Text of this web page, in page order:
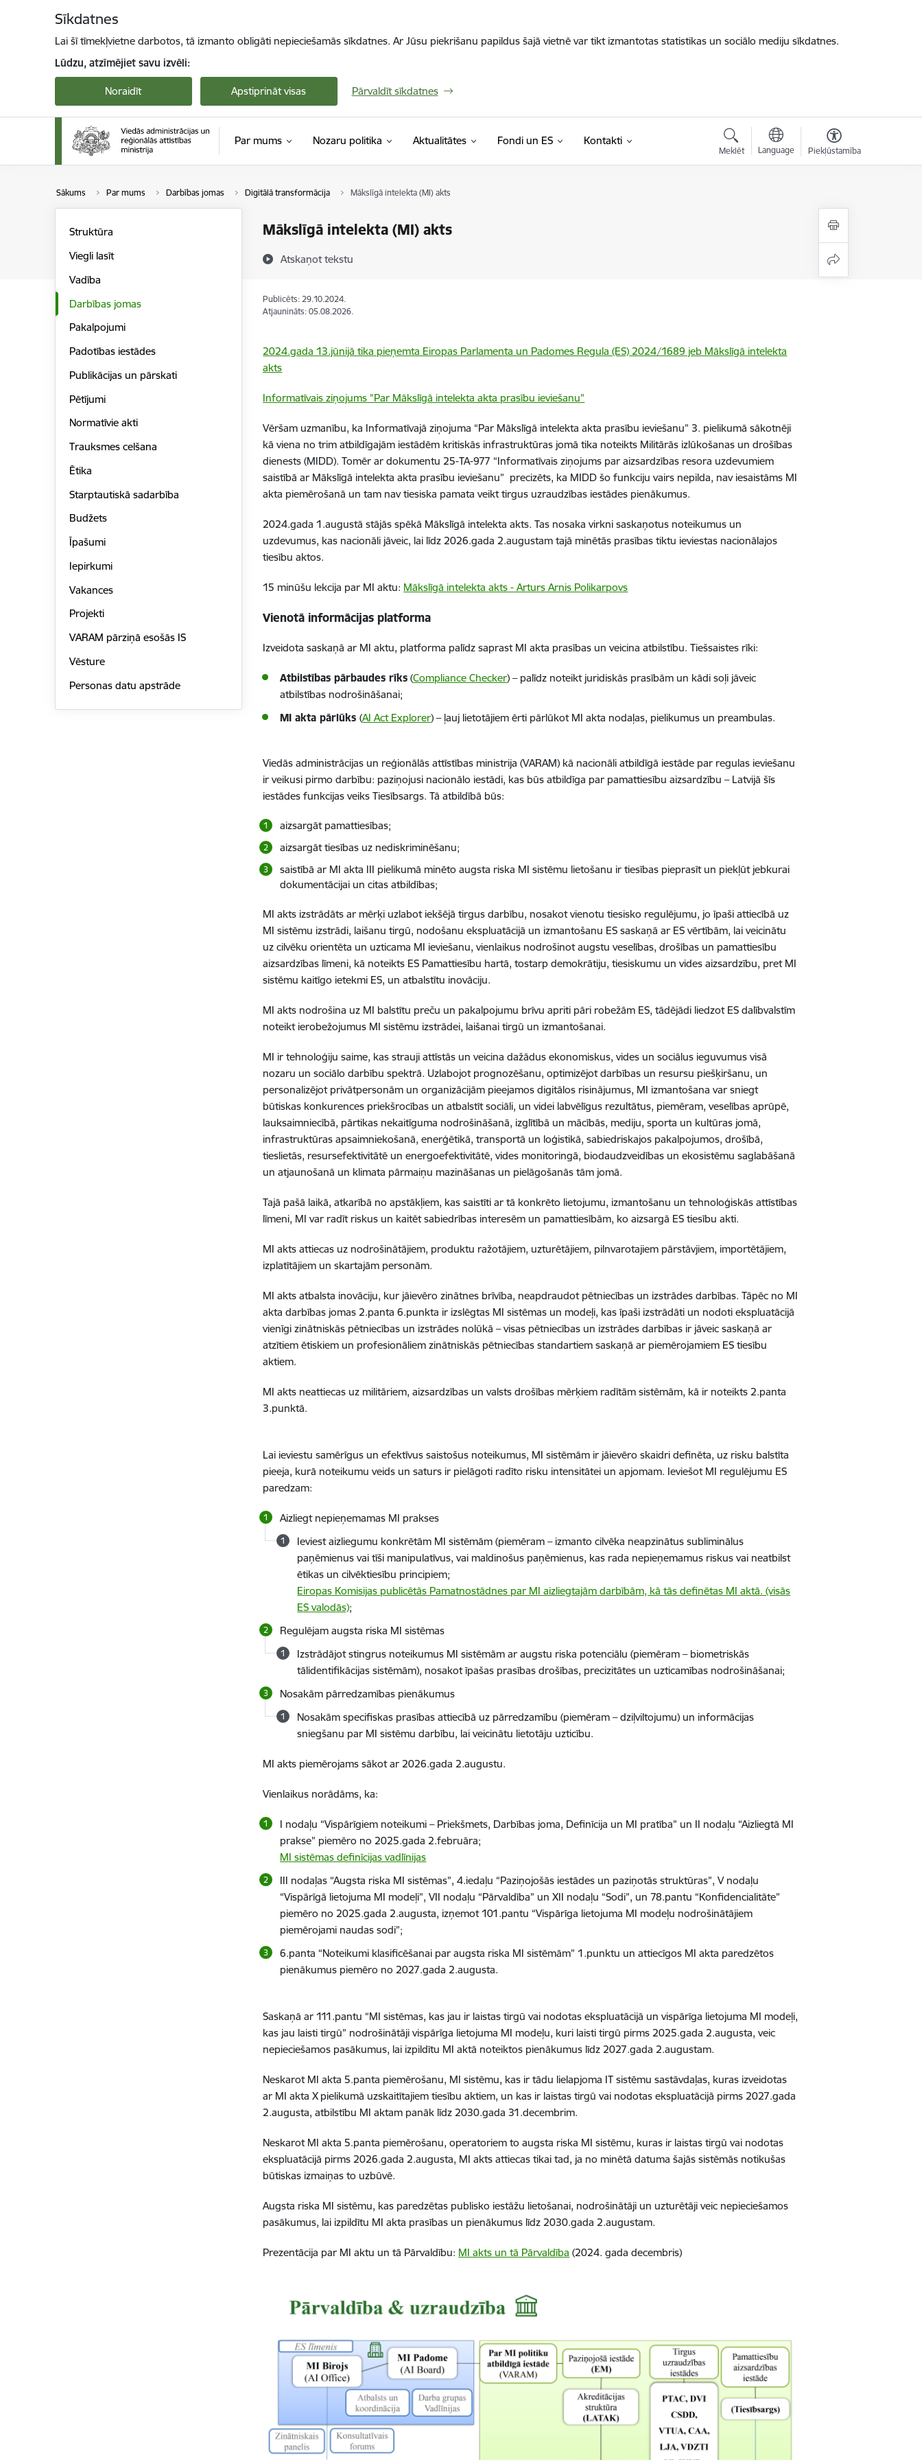
Sīkdatnes
Lai šī tīmekļvietne darbotos, tā izmanto obligāti nepieciešamās sīkdatnes. Ar Jūsu piekrišanu papildus šajā vietnē var tikt izmantotas statistikas un sociālo mediju sīkdatnes.
Lūdzu, atzīmējiet savu izvēli:
Noraidīt Apstiprināt visas Pārvaldīt sīkdatnes
Par mums Nozaru politika Aktualitātes Fondi un ES Kontakti
Meklēt Language Piekļūstamība
Sākums Par mums Darbības jomas Digitālā transformācija Mākslīgā intelekta (MI) akts
Mākslīgā intelekta (MI) akts
Atskaņot tekstu
Struktūra
Viegli lasīt
Vadība
Darbības jomas
Pakalpojumi
Padotības iestādes
Publikācijas un pārskati
Pētījumi
Normatīvie akti
Trauksmes celšana
Ētika
Starptautiskā sadarbība
Budžets
Īpašumi
Iepirkumi
Vakances
Projekti
VARAM pārziņā esošās IS
Vēsture
Personas datu apstrāde
Publicēts: 29.10.2024.
Atjaunināts: 05.08.2026.
2024.gada 13.jūnijā tika pieņemta Eiropas Parlamenta un Padomes Regula (ES) 2024/1689 jeb Mākslīgā intelekta
akts
Informatīvais ziņojums "Par Mākslīgā intelekta akta prasību ieviešanu"
Vēršam uzmanību, ka Informatīvajā ziņojuma “Par Mākslīgā intelekta akta prasību ieviešanu” 3. pielikumā sākotnēji
kā viena no trim atbildīgajām iestādēm kritiskās infrastruktūras jomā tika noteikts Militārās izlūkošanas un drošības
dienests (MIDD). Tomēr ar dokumentu 25-TA-977 “Informatīvais ziņojums par aizsardzības resora uzdevumiem
saistībā ar Mākslīgā intelekta akta prasību ieviešanu” precizēts, ka MIDD šo funkciju vairs nepilda, nav iesaistāms MI
akta piemērošanā un tam nav tiesiska pamata veikt tirgus uzraudzības iestādes pienākumus.
2024.gada 1.augustā stājās spēkā Mākslīgā intelekta akts. Tas nosaka virkni saskaņotus noteikumus un
uzdevumus, kas nacionāli jāveic, lai līdz 2026.gada 2.augustam tajā minētās prasības tiktu ieviestas nacionālajos
tiesību aktos.
15 minūšu lekcija par MI aktu: Mākslīgā intelekta akts - Arturs Arnis Polikarpovs
Vienotā informācijas platforma
Izveidota saskaņā ar MI aktu, platforma palīdz saprast MI akta prasības un veicina atbilstību. Tiešsaistes rīki:
Atbilstības pārbaudes rīks (Compliance Checker) – palīdz noteikt juridiskās prasībām un kādi soļi jāveic
atbilstības nodrošināšanai;
MI akta pārlūks(AI Act Explorer) – ļauj lietotājiem ērti pārlūkot MI akta nodaļas, pielikumus un preambulas.
Viedās administrācijas un reģionālās attīstības ministrija (VARAM) kā nacionāli atbildīgā iestāde par regulas ieviešanu
ir veikusi pirmo darbību: paziņojusi nacionālo iestādi, kas būs atbildīga par pamattiesību aizsardzību – Latvijā šīs
iestādes funkcijas veiks Tiesībsargs. Tā atbildībā būs:
aizsargāt pamattiesības;
aizsargāt tiesības uz nediskriminēšanu;
saistībā ar MI akta III pielikumā minēto augsta riska MI sistēmu lietošanu ir tiesības pieprasīt un piekļūt jebkurai
dokumentācijai un citas atbildības;
MI akts izstrādāts ar mērķi uzlabot iekšējā tirgus darbību, nosakot vienotu tiesisko regulējumu, jo īpaši attiecībā uz
MI sistēmu izstrādi, laišanu tirgū, nodošanu ekspluatācijā un izmantošanu ES saskaņā ar ES vērtībām, lai veicinātu
uz cilvēku orientēta un uzticama MI ieviešanu, vienlaikus nodrošinot augstu veselības, drošības un pamattiesību
aizsardzības līmeni, kā noteikts ES Pamattiesību hartā, tostarp demokrātiju, tiesiskumu un vides aizsardzību, pret MI
sistēmu kaitīgo ietekmi ES, un atbalstītu inovāciju.
MI akts nodrošina uz MI balstītu preču un pakalpojumu brīvu apriti pāri robežām ES, tādējādi liedzot ES dalībvalstīm
noteikt ierobežojumus MI sistēmu izstrādei, laišanai tirgū un izmantošanai.
MI ir tehnoloģiju saime, kas strauji attīstās un veicina dažādus ekonomiskus, vides un sociālus ieguvumus visā
nozaru un sociālo darbību spektrā. Uzlabojot prognozēšanu, optimizējot darbības un resursu piešķiršanu, un
personalizējot privātpersonām un organizācijām pieejamos digitālos risinājumus, MI izmantošana var sniegt
būtiskas konkurences priekšrocības un atbalstīt sociāli, un videi labvēlīgus rezultātus, piemēram, veselības aprūpē,
lauksaimniecībā, pārtikas nekaitīguma nodrošināšanā, izglītībā un mācībās, mediju, sporta un kultūras jomā,
infrastruktūras apsaimniekošanā, enerģētikā, transportā un loģistikā, sabiedriskajos pakalpojumos, drošībā,
tieslietās, resursefektivitātē un energoefektivitātē, vides monitoringā, biodaudzveidības un ekosistēmu saglabāšanā
un atjaunošanā un klimata pārmaiņu mazināšanas un pielāgošanās tām jomā.
Tajā pašā laikā, atkarībā no apstākļiem, kas saistīti ar tā konkrēto lietojumu, izmantošanu un tehnoloģiskās attīstības
līmeni, MI var radīt riskus un kaitēt sabiedrības interesēm un pamattiesībām, ko aizsargā ES tiesību akti.
MI akts attiecas uz nodrošinātājiem, produktu ražotājiem, uzturētājiem, pilnvarotajiem pārstāvjiem, importētājiem,
izplatītājiem un skartajām personām.
MI akts atbalsta inovāciju, kur jāievēro zinātnes brīvība, neapdraudot pētniecības un izstrādes darbības. Tāpēc no MI
akta darbības jomas 2.panta 6.punkta ir izslēgtas MI sistēmas un modeļi, kas īpaši izstrādāti un nodoti ekspluatācijā
vienīgi zinātniskās pētniecības un izstrādes nolūkā – visas pētniecības un izstrādes darbības ir jāveic saskaņā ar
atzītiem ētiskiem un profesionāliem zinātniskās pētniecības standartiem saskaņā ar piemērojamiem ES tiesību
aktiem.
MI akts neattiecas uz militāriem, aizsardzības un valsts drošības mērķiem radītām sistēmām, kā ir noteikts 2.panta
3.punktā.
Lai ieviestu samērīgus un efektīvus saistošus noteikumus, MI sistēmām ir jāievēro skaidri definēta, uz risku balstīta
pieeja, kurā noteikumu veids un saturs ir pielāgoti radīto risku intensitātei un apjomam. Ieviešot MI regulējumu ES
paredzam:
Aizliegt nepieņemamas MI prakses
Ieviest aizliegumu konkrētām MI sistēmām (piemēram – izmanto cilvēka neapzinātus subliminālus
paņēmienus vai tīši manipulatīvus, vai maldinošus paņēmienus, kas rada nepieņemamus riskus vai neatbilst
ētikas un cilvēktiesību principiem;
Eiropas Komisijas publicētās Pamatnostādnes par MI aizliegtajām darbībām, kā tās definētas MI aktā. (visās
ES valodās);
Regulējam augsta riska MI sistēmas
Izstrādājot stingrus noteikumus MI sistēmām ar augstu riska potenciālu (piemēram – biometriskās
tālidentifikācijas sistēmām), nosakot īpašas prasības drošības, precizitātes un uzticamības nodrošināšanai;
Nosakām pārredzamības pienākumus
Nosakām specifiskas prasības attiecībā uz pārredzamību (piemēram – dziļviltojumu) un informācijas
sniegšanu par MI sistēmu darbību, lai veicinātu lietotāju uzticību.
MI akts piemērojams sākot ar 2026.gada 2.augustu.
Vienlaikus norādāms, ka:
I nodaļu “Vispārīgiem noteikumi – Priekšmets, Darbības joma, Definīcija un MI pratība” un II nodaļu “Aizliegtā MI
prakse” piemēro no 2025.gada 2.februāra;
MI sistēmas definīcijas vadlīnijas
III nodaļas “Augsta riska MI sistēmas”, 4.iedaļu “Paziņojošās iestādes un paziņotās struktūras”, V nodaļu
“Vispārīgā lietojuma MI modeļi”, VII nodaļu “Pārvaldība” un XII nodaļu “Sodi”, un 78.pantu “Konfidencialitāte”
piemēro no 2025.gada 2.augusta, izņemot 101.pantu “Vispārīga lietojuma MI modeļu nodrošinātājiem
piemērojami naudas sodi”;
6.panta “Noteikumi klasificēšanai par augsta riska MI sistēmām” 1.punktu un attiecīgos MI akta paredzētos
pienākumus piemēro no 2027.gada 2.augusta.
Saskaņā ar 111.pantu “MI sistēmas, kas jau ir laistas tirgū vai nodotas ekspluatācijā un vispārīga lietojuma MI modeļi,
kas jau laisti tirgū” nodrošinātāji vispārīga lietojuma MI modeļu, kuri laisti tirgū pirms 2025.gada 2.augusta, veic
nepieciešamos pasākumus, lai izpildītu MI aktā noteiktos pienākumus līdz 2027.gada 2.augustam.
Neskarot MI akta 5.panta piemērošanu, MI sistēmu, kas ir tādu lielapjoma IT sistēmu sastāvdaļas, kuras izveidotas
ar MI akta X pielikumā uzskaitītajiem tiesību aktiem, un kas ir laistas tirgū vai nodotas ekspluatācijā pirms 2027.gada
2.augusta, atbilstību MI aktam panāk līdz 2030.gada 31.decembrim.
Neskarot MI akta 5.panta piemērošanu, operatoriem to augsta riska MI sistēmu, kuras ir laistas tirgū vai nodotas
ekspluatācijā pirms 2026.gada 2.augusta, MI akts attiecas tikai tad, ja no minētā datuma šajās sistēmās notikušas
būtiskas izmaiņas to uzbūvē.
Augsta riska MI sistēmu, kas paredzētas publisko iestāžu lietošanai, nodrošinātāji un uzturētāji veic nepieciešamos
pasākumus, lai izpildītu MI akta prasības un pienākumus līdz 2030.gada 2.augustam.
Prezentācija par MI aktu un tā Pārvaldību: MI akts un tā Pārvaldība (2024. gada decembris)